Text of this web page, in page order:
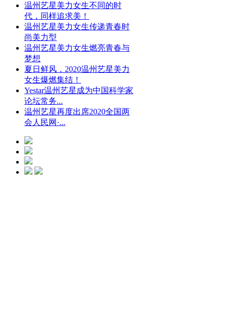
温州艺星美力女生不同的时
代，同样追求美！
温州艺星美力女生传递青春时
尚美力型
温州艺星美力女生燃亮青春与
梦想
夏日鲜风，2020温州艺星美力
女生爆燃集结！
Yestar温州艺星成为中国科学家
论坛常务...
温州艺星再度出席2020全国两
会人民网·...